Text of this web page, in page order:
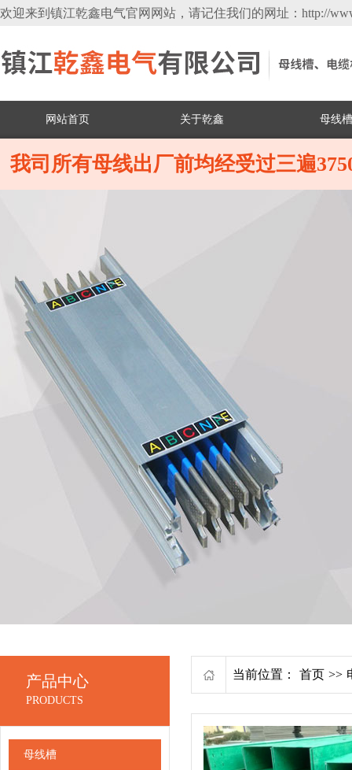
欢迎来到镇江乾鑫电气官网网站，请记住我们的网址：http://
网站首页 关于乾鑫 母线槽
我司所有母线出厂前均经受过三遍
产品中心
PRODUCTS
母线槽
当前位置： 首页 >>